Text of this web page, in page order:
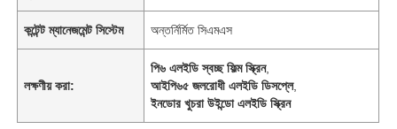
কন্টেন্ট ম্যানেজমেন্ট সিস্টেম অন্তর্নির্মিত সিএমএস
লক্ষণীয় করা:
পি৬ এলইডি স্বচ্ছ ফিল্ম স্ক্রিন,
আইপি৬৫ জলরোধী এলইডি ডিসপ্লে,
ইনডোর খুচরা উইন্ডো এলইডি স্ক্রিন